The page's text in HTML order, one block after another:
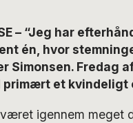
– “Jeg har
én, hvor
Simonsen. Fredag
primært et
igennem meget